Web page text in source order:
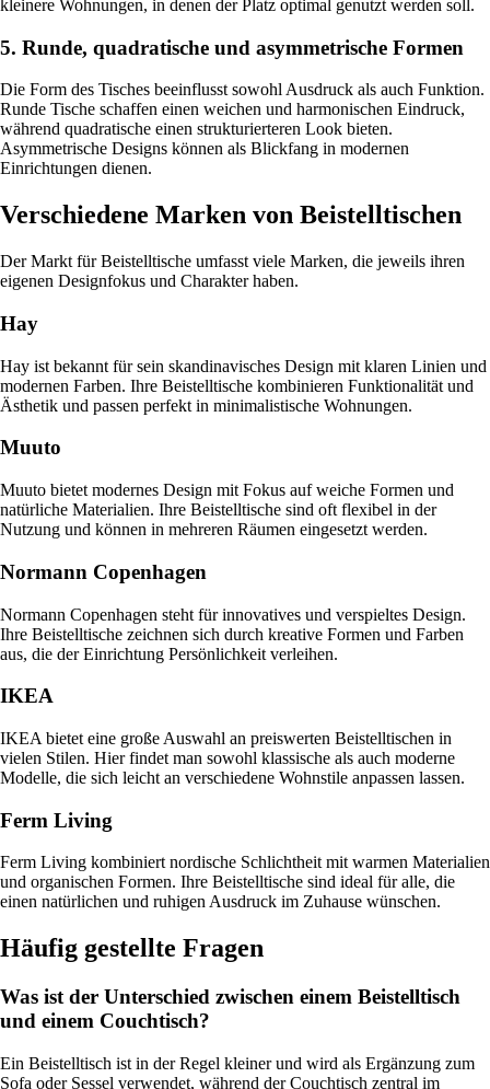
kleinere Wohnungen, in denen der Platz optimal genutzt werden soll.
5. Runde, quadratische und asymmetrische Formen
Die Form des Tisches beeinflusst sowohl Ausdruck als auch Funktion.
Runde Tische schaffen einen weichen und harmonischen Eindruck,
während quadratische einen strukturierteren Look bieten.
Asymmetrische Designs können als Blickfang in modernen
Einrichtungen dienen.
Verschiedene Marken von Beistelltischen
Der Markt für Beistelltische umfasst viele Marken, die jeweils ihren
eigenen Designfokus und Charakter haben.
Hay
Hay ist bekannt für sein skandinavisches Design mit klaren Linien und
modernen Farben. Ihre Beistelltische kombinieren Funktionalität und
Ästhetik und passen perfekt in minimalistische Wohnungen.
Muuto
Muuto bietet modernes Design mit Fokus auf weiche Formen und
natürliche Materialien. Ihre Beistelltische sind oft flexibel in der
Nutzung und können in mehreren Räumen eingesetzt werden.
Normann Copenhagen
Normann Copenhagen steht für innovatives und verspieltes Design.
Ihre Beistelltische zeichnen sich durch kreative Formen und Farben
aus, die der Einrichtung Persönlichkeit verleihen.
IKEA
IKEA bietet eine große Auswahl an preiswerten Beistelltischen in
vielen Stilen. Hier findet man sowohl klassische als auch moderne
Modelle, die sich leicht an verschiedene Wohnstile anpassen lassen.
Ferm Living
Ferm Living kombiniert nordische Schlichtheit mit warmen Materialien
und organischen Formen. Ihre Beistelltische sind ideal für alle, die
einen natürlichen und ruhigen Ausdruck im Zuhause wünschen.
Häufig gestellte Fragen
Was ist der Unterschied zwischen einem Beistelltisch
und einem Couchtisch?
Ein Beistelltisch ist in der Regel kleiner und wird als Ergänzung zum
Sofa oder Sessel verwendet, während der Couchtisch zentral im